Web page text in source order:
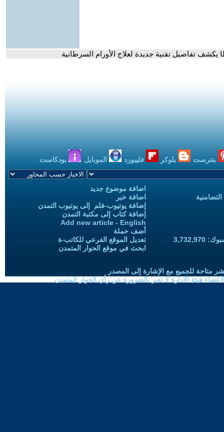
تفاصيل تقنية جديدة لعلاج الأورام السرطانية
بنترست بلوكر فليبورد الموبايل بودكاست
اضافة موضوع جديد
اضافة خبر
إضافة يوتيوب-فلم إلى يوتيوب التمدن
إضافة كتاب إلى مكتبة التمدن
Add new article - English
أضف حملة
تعديل الموقع الفرعي للكاتب-ة
ابحث في موقع الحوار المتمدن
متاحة للجميع مع الإشارة إلى المصدر
هيئة الادارة لا تعبر بالضرورة عن رأي الحوار المتمدن